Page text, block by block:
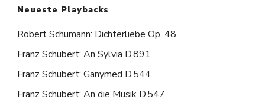
Neueste Playbacks
Robert Schumann: Dichterliebe Op. 48
Franz Schubert: An Sylvia D.891
Franz Schubert: Ganymed D.544
Franz Schubert: An die Musik D.547